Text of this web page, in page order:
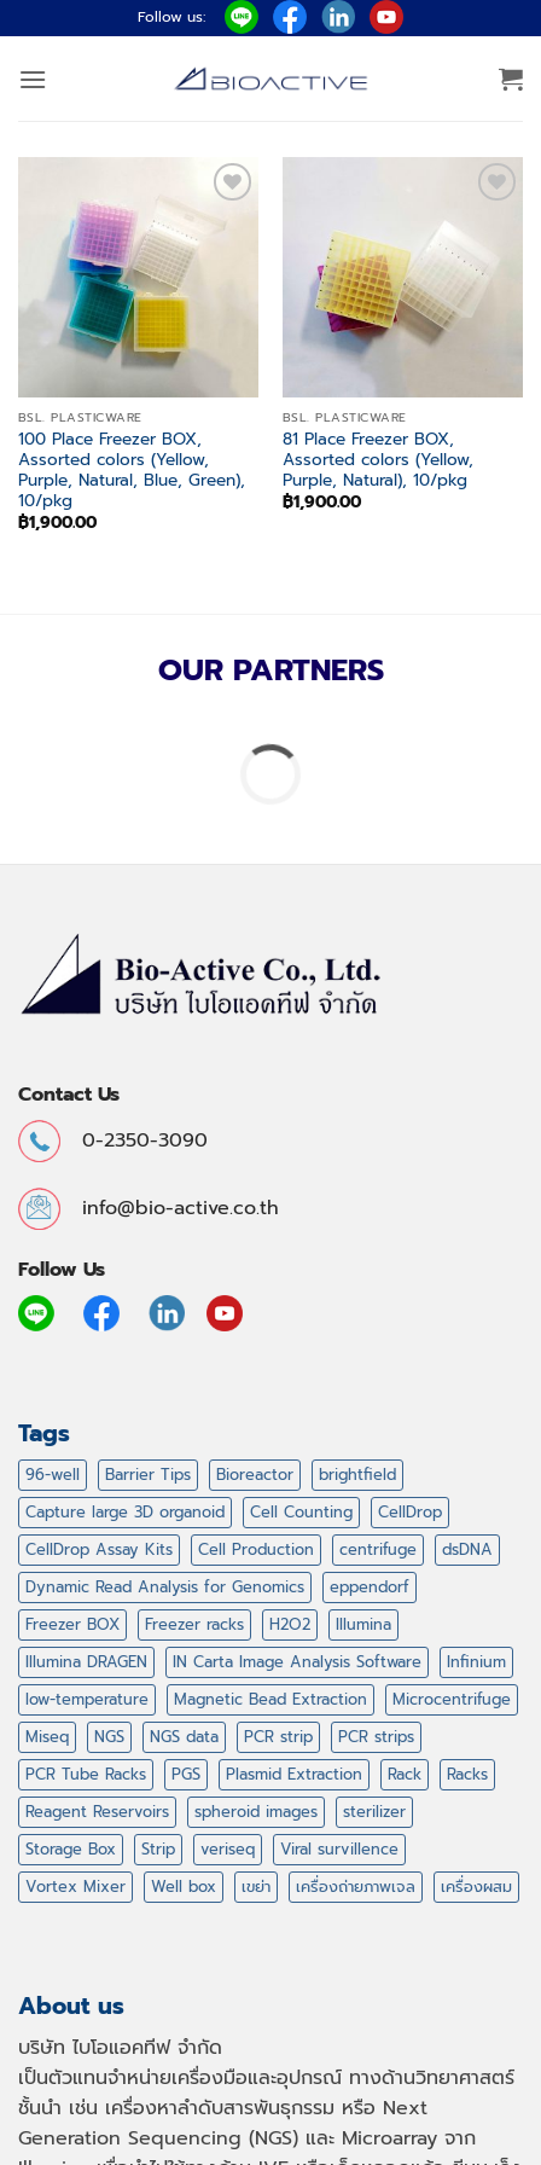
ไป
ยัง
Follow us:
Add to
wishlist
BSL. PLASTICWARE
100 Place Freezer BOX,
Assorted colors (Yellow,
Purple, Natural, Blue, Green),
10/pkg
฿1,900.00
BSL. PLASTICWARE
81 Place Freezer BOX,
Assorted colors (Yellow,
Purple, Natural), 10/pkg
฿1,900.00
OUR PARTNERS
Contact Us
0-2350-3090
info@bio-active.co.th
Follow Us
Tags
96-well Barrier Tips Bioreactor
brightfield
Capture large 3D organoid
Cell Counting
CellDrop
CellDrop Assay Kits
Cell Production centrifuge
dsDNA
Dynamic Read Analysis for Genomics
eppendorf
Freezer BOX
Freezer racks H2O2
Illumina
Illumina DRAGEN
IN Carta Image Analysis Software
Infinium
low-temperature
Magnetic Bead Extraction
Microcentrifuge
Miseq
NGS NGS data PCR strip
PCR strips
PCR Tube Racks
PGS Plasmid Extraction Rack
Racks
Reagent Reservoirs
spheroid images
sterilizer
Storage Box
Strip veriseq
Viral survillence
Vortex Mixer
Well box เขย่า เครื่องถ่ายภาพเจล เครื่องผสม
About us
บริษัท ไบโอแอคทีฟ จำกัด
เป็นตัวแทนจำหน่ายเครื่องมือและอุปกรณ์ ทางด้านวิทยาศาสตร์
ชั้นนำ เช่น เครื่องหาลำดับสารพันธุกรรม หรือ Next
Generation Sequencing (NGS) และ Microarray จาก